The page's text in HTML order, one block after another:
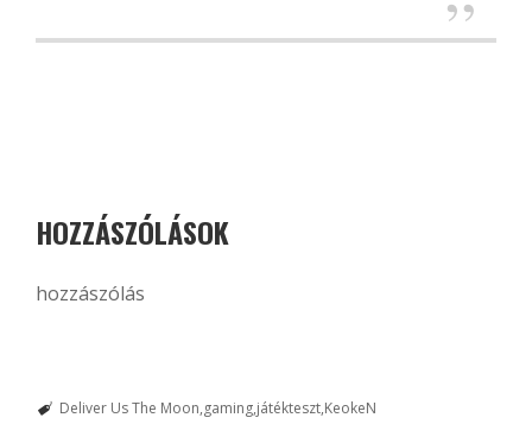
HOZZÁSZÓLÁSOK
hozzászólás
Deliver Us The Moon gaming játékteszt KeokeN